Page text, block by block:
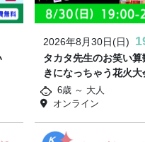
2026年8月30日(日)
タカタ先生のお笑い
きになっちゃう花火大
6歳 ～ 大人
オンライン